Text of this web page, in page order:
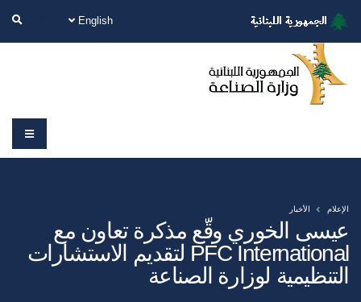
English
عيسى الخوري وقّع مذكرة تعاون مع
PFC International لتقديم الاستشارات
التنظيمية لوزارة الصناعة
الإعلام الأخبار